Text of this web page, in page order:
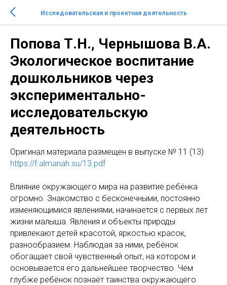
Исследовательская и проектная деятельность
Попова Т.Н., Чернышова В.А.
Экологическое воспитание
дошкольников через
экспериментально-
исследовательскую
деятельность
Оригинaл материала размещен в выпуске № 11 (13)
https://f.almanah.su/13.pdf
Влияние окружающего мира на развитие ребёнка
огромно. Знакомство с бесконечными, постоянно
изменяющимися явлениями, начинается с первых лет
жизни малыша. Явления и объекты природы
привлекают детей красотой, яркостью красок,
разнообразием. Наблюдая за ними, ребёнок
обогащает свой чувственный опыт, на котором и
основывается его дальнейшее творчество. Чем
глубже ребёнок познаёт таинства окружающего